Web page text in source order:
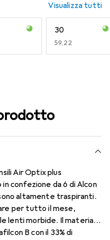
Visualizza tutti
30
EUR
59,22
Air Optix plus
confezione da 6 di Alcon
altamente traspiranti.
per tutto il mese,
lenti morbide. Il materiale
B con il 33% di